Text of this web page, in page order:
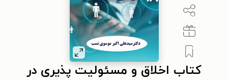
کتاب اخلاق و مسئولیت پذیری در